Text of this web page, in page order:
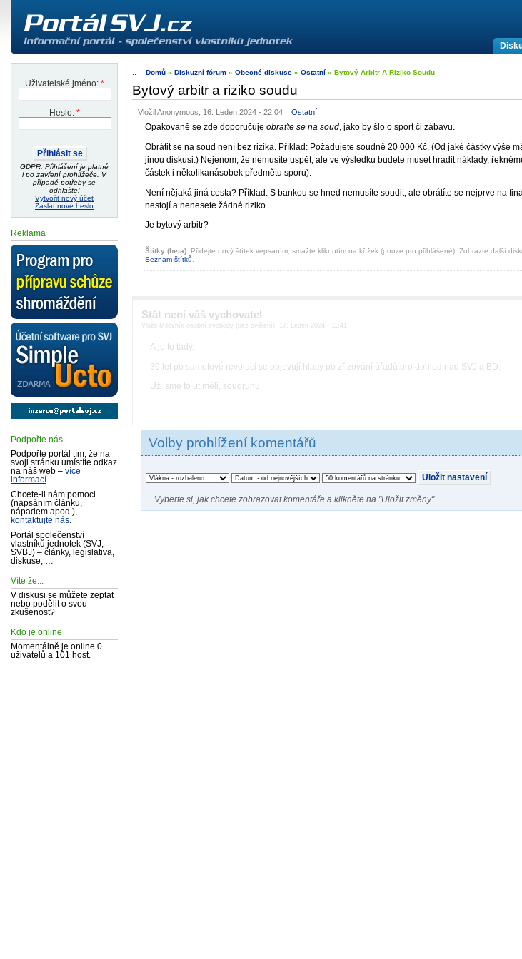
Uživatelské jméno: *
Heslo: *
GDPR: Přihlášení je platné
i po zavření prohlížeče. V
případě potřeby se
odhlašte!
Vytvořit nový účet
Zaslat nové heslo
Reklama
Podpořte nás
Podpořte portál tím, že na
svoji stránku umístíte odkaz
na náš web – více
informací
Chcete-li nám pomoci
(napsáním článku,
nápadem apod.),
kontaktujte nás
Portál společenství
vlastníků jednotek (SVJ,
SVBJ) – články, legislativa,
diskuse, …
Víte že...
V diskusi se můžete zeptat
nebo podělit o svou
zkušenost?
Kdo je online
Momentálně je online 0
uživatelů a 101 host.
Domů » Diskuzní fórum » Obecné diskuse » Ostatní » Bytový Arbitr A Riziko Soudu
Bytový arbitr a riziko soudu
Vložil Anonymous, 16. Leden 2024 - 22:04 :: Ostatní
Opakovaně se zde doporučuje obraťte se na soud, jako by šlo o sport či zábavu.
Obrátit se na soud není bez rizika. Příklad: Požadujete soudně 20 000 Kč. (Od jaké částky výše
jinou diskusi.) Nejenom, že nemusíte uspět, ale ve výsledku budete muset hradit náklady,
částek i několikanásobek předmětu sporu).
Není nějaká jiná cesta? Příklad: S bankou se hned nemusíte soudit, ale obrátíte se nejprve na
nestojí a nenesete žádné riziko.
Je bytový arbitr?
Štítky (beta): Přidejte nový štítek vepsáním, smažte kliknutím na křížek (pouze pro přihlášené). Zobrazte další
Seznam štítků
Stát není váš vychovatel
Vložil Milovník osobní svobody (bez ověření), 17. Leden 2024 - 11:41
A je to tady.
30 let po sametové revoluci se objevují hlasy po zřizování úřadů pro dohled nad SVJ a BD.
Už jsme to ut měli, soudruhu.
Volby prohlížení komentářů
Vyberte si, jak chcete zobrazovat komentáře a klikněte na "Uložit změny".